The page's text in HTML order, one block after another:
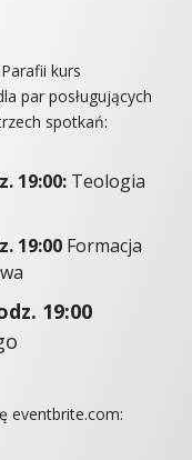
kurs
par posługujących
spotkań:
19:00: Teologia
19:00 Formacja
19:00
eventbrite.com: